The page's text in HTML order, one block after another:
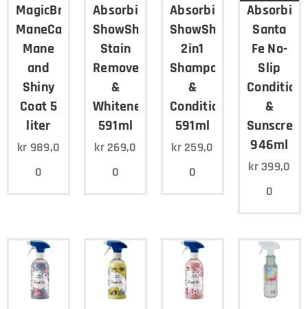
MagicBrush
ManeCare
Mane
and
Shiny
Coat 5
liter
kr 989,0
0
Absorbine
ShowSheen
Stain
Remover
&
Whitener
591ml
kr 269,0
0
Absorbine
ShowSheen
2in1
Shampoo
&
Conditioner
591ml
kr 259,0
0
Absorbine
Santa
Fe No-
Slip
&
Sunscreen
946ml
kr 399,0
0